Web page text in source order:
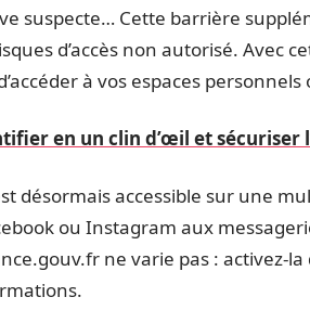
suspecte… Cette barrière
d’accès non autorisé. Avec
à vos espaces
en un clin d’œil et sécuriser
désormais accessible sur une
ou Instagram aux
ne varie pas : activez-